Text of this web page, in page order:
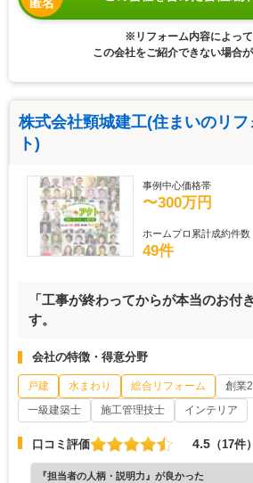
匿名
※リフォーム内容によって
この会社をご紹介できない場合が
株式会社頸城建工(住まいのリ
ト)
事例中心価格帯
〜300万円
ホームプロ累計成約件数
49件
「工事が終わってからが本当のお付
す。
会社の特徴・得意分野
戸建 水まわり 総合リフォーム 創業
一級建築士
施工管理技士 インテリア
口コミ評価 4.5 （17件）
『担当者の人柄・説明力』が良かった